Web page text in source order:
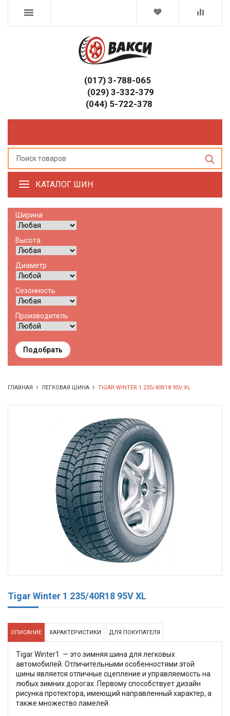
(017) 3-788-065
(029) 3-332-379
(044) 5-722-378
КАТАЛОГ ШИН
Ширина
Высота
Диаметр
Сезонность
Производитель
Подобрать
ГЛАВНАЯ ЛЕГКОВАЯ ШИНА TIGAR WINTER 1 235/40R18 95V XL
Tigar Winter 1 235/40R18 95V XL
ОПИСАНИЕ ХАРАКТЕРИСТИКИ ДЛЯ ПОКУПАТЕЛЯ
Tigar Winter1 — это зимняя шина для легковых
автомобилей. Отличительными особенностями этой
шины является отличные сцепление и управляемость на
любых зимних дорогах. Первому способствует дизайн
рисунка протектора, имеющий направленный характер, а
также множество ламелей.